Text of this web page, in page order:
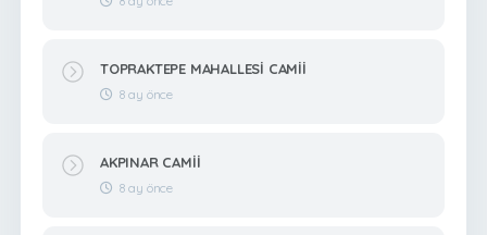
TOPRAKTEPE MAHALLESİ CAMİİ
8 ay önce
AKPINAR CAMİİ
8 ay önce